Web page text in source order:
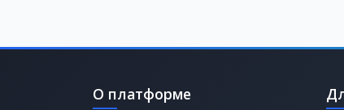
О платформе